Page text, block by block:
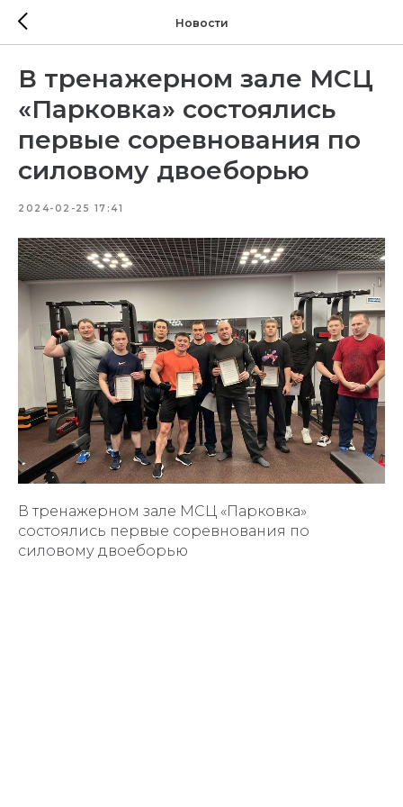
Новости
В тренажерном зале МСЦ
«Парковка» состоялись
первые соревнования по
силовому двоеборью
2024-02-25 17:41
В тренажерном зале МСЦ «Парковка»
состоялись первые соревнования по
силовому двоеборью